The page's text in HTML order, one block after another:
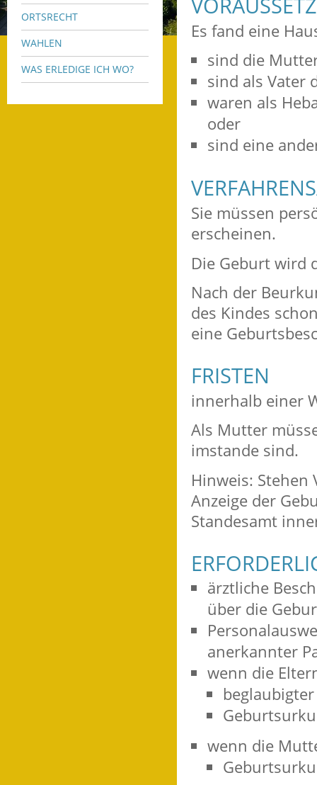
ORTSRECHT
WAHLEN
WAS ERLEDIGE ICH WO?
Es fand eine
sind die
sind als Vater
waren als
oder
sind eine
Sie müssen
erscheinen.
Die Geburt wird
Nach der
des Kindes
eine
FRISTEN
innerhalb einer
Als Mutter
imstande sind.
Hinweis: Stehen
Anzeige der
Standesamt
ärztliche
über die
anerkannter
wenn die
wenn die